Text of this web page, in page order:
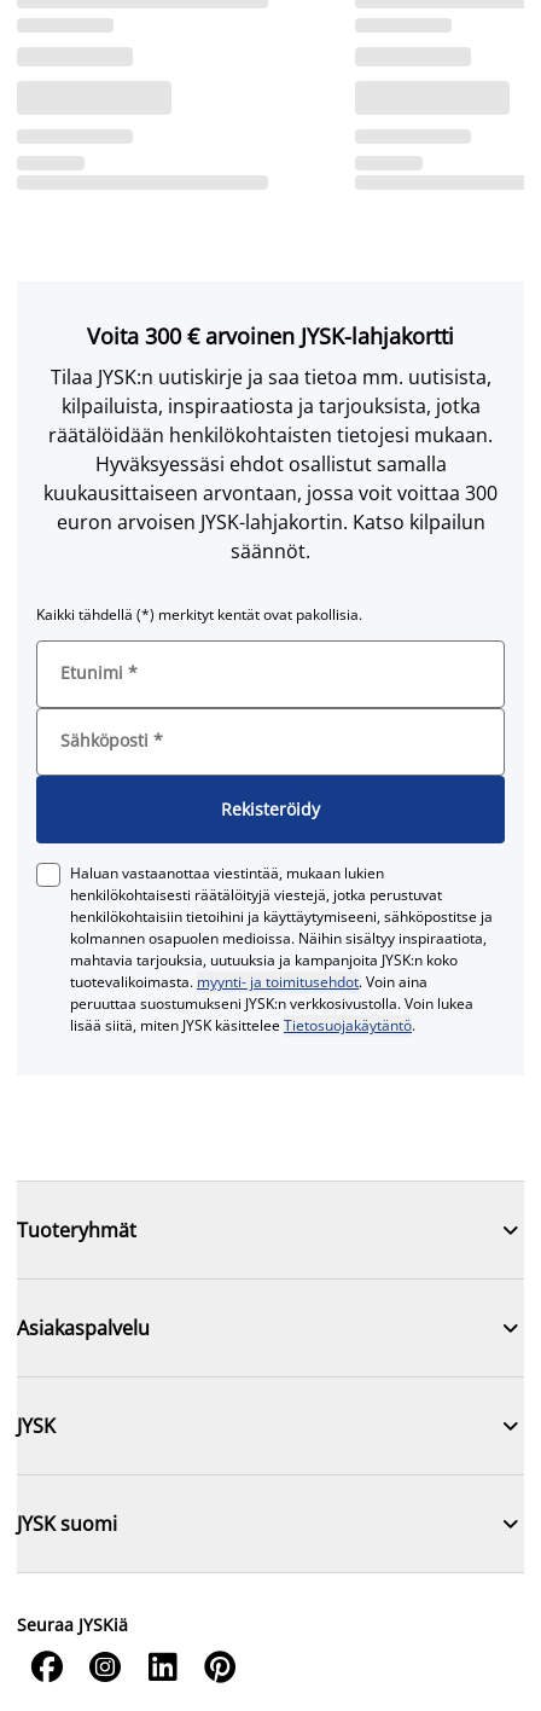
Voita 300 € arvoinen JYSK-lahjakortti
Tilaa JYSK:n uutiskirje ja saa tietoa mm. uutisista,
kilpailuista, inspiraatiosta ja tarjouksista, jotka
räätälöidään henkilökohtaisten tietojesi mukaan.
Hyväksyessäsi ehdot osallistut samalla
kuukausittaiseen arvontaan, jossa voit voittaa 300
euron arvoisen JYSK-lahjakortin. Katso kilpailun
säännöt.
Kaikki tähdellä (*) merkityt kentät ovat pakollisia.
Etunimi *
Sähköposti *
Rekisteröidy
Haluan vastaanottaa viestintää, mukaan lukien
henkilökohtaisesti räätälöityjä viestejä, jotka perustuvat
henkilökohtaisiin tietoihini ja käyttäytymiseeni, sähköpostitse ja
kolmannen osapuolen medioissa. Näihin sisältyy inspiraatiota,
mahtavia tarjouksia, uutuuksia ja kampanjoita JYSK:n koko
tuotevalikoimasta. myynti- ja toimitusehdot. Voin aina
peruuttaa suostumukseni JYSK:n verkkosivustolla. Voin lukea
lisää siitä, miten JYSK käsitteleeTietosuojakäytäntö.
Tuoteryhmät 
Asiakaspalvelu 
JYSK 
JYSK suomi 
Seuraa JYSKiä
   